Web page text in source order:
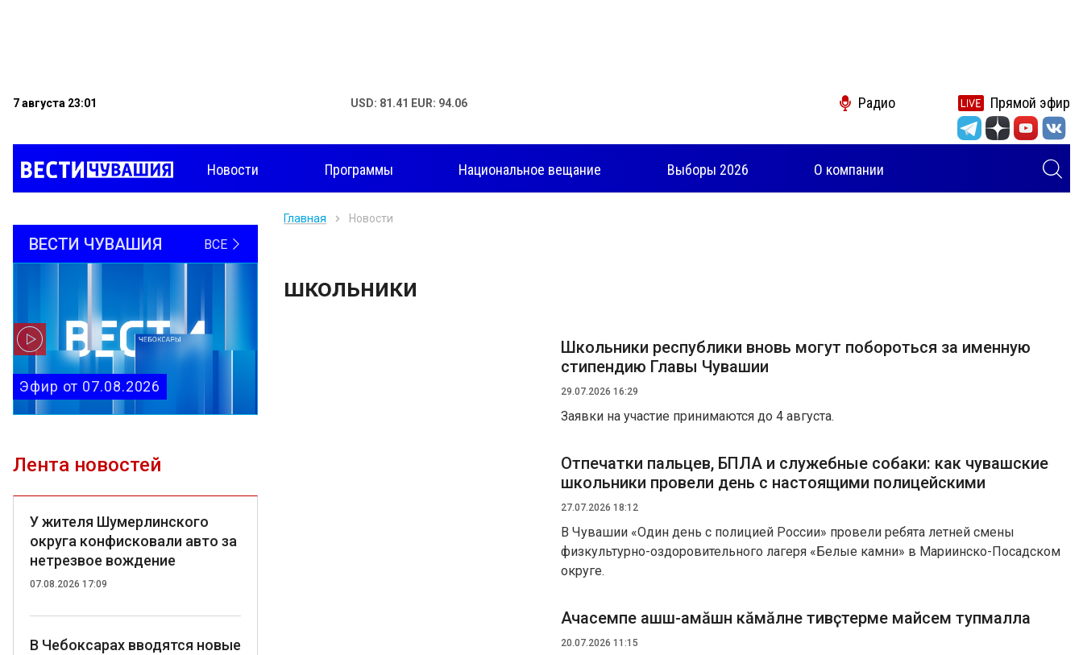
7 августа 23:01 USD: 81.41 EUR: 94.06 Радио Прямой эфир
Новости Программы Национальное вещание Выборы 2026 О компании
ВЕСТИ ЧУВАШИЯ ВСЕ
Эфир от 07.08.2026
Лента новостей
У жителя Шумерлинского
округа конфисковали авто за
нетрезвое вождение
07.08.2026 17:09
В Чебоксарах вводятся новые
Главная Новости
школьники
Школьники республики вновь могут побороться за именную
стипендию Главы Чувашии
29.07.2026 16:29
Заявки на участие принимаются до 4 августа.
Отпечатки пальцев, БПЛА и служебные собаки: как чувашские
школьники провели день с настоящими полицейскими
27.07.2026 18:12
В Чувашии «Один день с полицией России» провели ребята летней смены
физкультурно-оздоровительного лагеря «Белые камни» в Мариинско-Посадском
округе.
Ачасемпе ашшӗ-амӑшӗн кӑмӑлне тивӗҫтерме майсем тупмалла
20.07.2026 11:15